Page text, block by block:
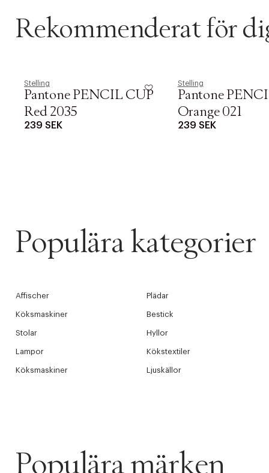
Rekommenderat för
Stelling
Pantone PENCIL CUP
Red 2035
239 SEK
Stelling
Pantone
Orange 021
239 SEK
Populära kategorier
Affischer Plädar
Köksmaskiner Bestick
Stolar Hyllor
Lampor Kökstextiler
Köksmaskiner Ljuskällor
Populära märken
Fri frakt
LÄGG TILL
WE CARE
Øv vi kan